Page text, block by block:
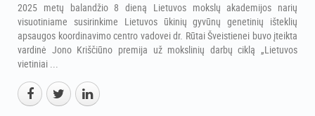
2025 metų balandžio 8 dieną Lietuvos mokslų akademijos narių
visuotiniame susirinkime Lietuvos ūkinių gyvūnų genetinių išteklių
apsaugos koordinavimo centro vadovei dr. Rūtai Šveistienei buvo įteikta
vardinė Jono Kriščiūno premija už mokslinių darbų ciklą „Lietuvos
vietiniai ...